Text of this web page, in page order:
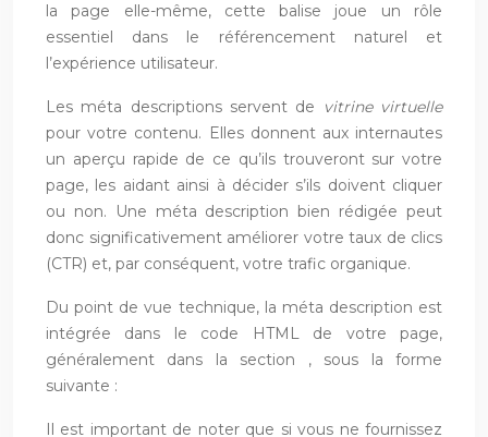
la page elle-même, cette balise joue un rôle
essentiel dans le référencement naturel et
l’expérience utilisateur.
Les méta descriptions servent de
vitrine virtuelle
pour votre contenu. Elles donnent aux internautes
un aperçu rapide de ce qu’ils trouveront sur votre
page, les aidant ainsi à décider s’ils doivent cliquer
ou non. Une méta description bien rédigée peut
donc significativement améliorer votre taux de clics
(CTR) et, par conséquent, votre trafic organique.
Du point de vue technique, la méta description est
intégrée dans le code HTML de votre page,
généralement dans la section , sous la forme
suivante :
Il est important de noter que si vous ne fournissez